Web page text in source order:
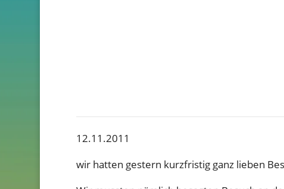
12.11.2011
wir hatten gestern kurzfristig ganz lieben